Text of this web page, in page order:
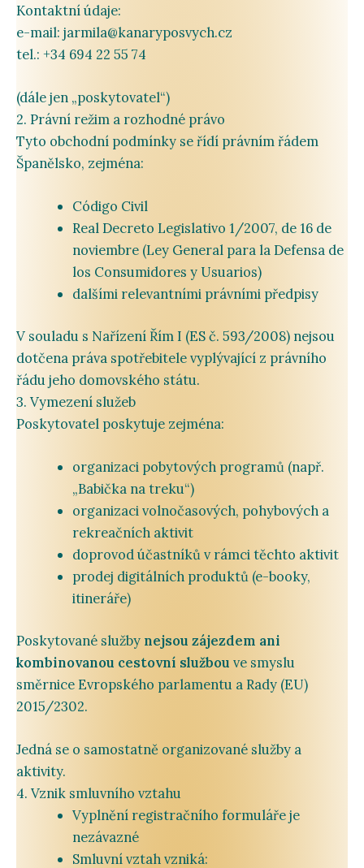
Kontaktní údaje:
e-mail: jarmila@kanaryposvych.cz
tel.: +34 694 22 55 74
(dálejen „poskytovatel“)
2. Právní režim a rozhodné právo
Tyto obchodní podmínky seřídí právním řádem
Španělsko, zejména:
Código Civil
Real Decreto Legislativo1/2007, de16 de
noviembre (Ley General para laDefensa de
los ConsumidoresyUsuarios)
dalšími relevantními právními předpisy
V souladu s Nařízení Řím I (ESč. 593/2008) nejsou
dotčena práva spotřebitelevyplývající z právního
řádu jeho domovského státu.
3. Vymezení služeb
Poskytovatel poskytuje zejména:
organizaci pobytových programů (např.
„Babička natreku“)
organizacivolnočasových, pohybových a
rekreačních aktivit
doprovodúčastníkůvrámcitěchto aktivit
prodej digitálních produktů (e-booky,
itineráře)
Poskytované služby nejsou zájezdem ani
kombinovanou cestovní službou ve smyslu
směrnice Evropského parlamentu a Rady (EU)
2015/2302.
Jedná se o samostatně organizované služby a
aktivity.
4. Vznik smluvního vztahu
Vyplnění registračníhoformulářeje
nezávazné
Smluvnívztahvzniká: